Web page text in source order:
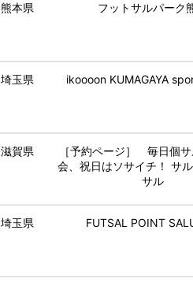
熊本県 フットサルパーク
埼玉県 ikoooon KUMAGAYA
滋賀県
［予約ページ］ 毎日個
会、祝日はソサイチ！ サ
サル
埼玉県 FUTSAL POINT